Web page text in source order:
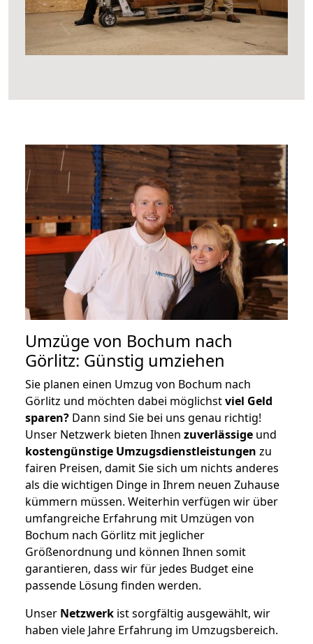
Umzüge von Bochum nach
Görlitz: Günstig umziehen
Sie planen einen Umzug von Bochum nach
Görlitz und möchten dabei möglichstviel Geld
sparen? Dann sind Sie bei uns genau richtig!
Unser Netzwerk bieten Ihnen zuverlässige und
kostengünstige Umzugsdienstleistungen zu
fairen Preisen, damit Sie sich um nichts anderes
als die wichtigen Dinge in Ihrem neuen Zuhause
kümmern müssen. Weiterhin verfügen wir über
umfangreiche Erfahrung mit Umzügen von
Bochum nach Görlitz mit jeglicher
Größenordnung und können Ihnen somit
garantieren, dass wir für jedes Budget eine
passende Lösung finden werden.
Unser Netzwerk ist sorgfältig ausgewählt, wir
haben viele Jahre Erfahrung im Umzugsbereich.